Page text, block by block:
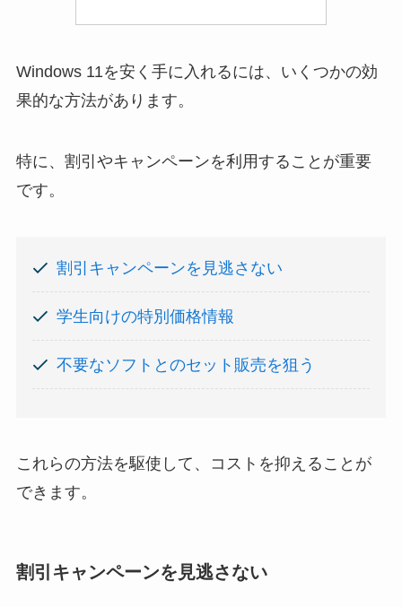
Windows 11を安く手に入れるには、いくつかの効
果的な方法があります。
特に、割引やキャンペーンを利用することが重要
です。
割引キャンペーンを見逃さない
学生向けの特別価格情報
不要なソフトとのセット販売を狙う
これらの方法を駆使して、コストを抑えることが
できます。
割引キャンペーンを見逃さない